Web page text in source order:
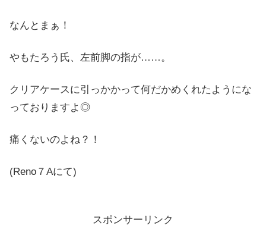
なんとまぁ！
やもたろう氏、左前脚の指が……。
クリアケースに引っかかって何だかめくれたようにな
っておりますよ◎
痛くないのよね？！
(Reno７Aにて)
スポンサーリンク